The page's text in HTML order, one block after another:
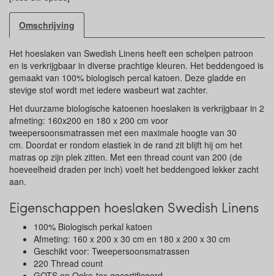
Omschrijving
Het hoeslaken van Swedish Linens heeft een schelpen patroon
en is verkrijgbaar in diverse prachtige kleuren. Het beddengoed is
gemaakt van 100% biologisch percal katoen. Deze gladde en
stevige stof wordt met iedere wasbeurt wat zachter.
Het duurzame biologische katoenen hoeslaken is verkrijgbaar in 2
afmeting: 160x200 en 180 x 200 cm voor
tweepersoonsmatrassen met een maximale hoogte van 30
cm. Doordat er rondom elastiek in de rand zit blijft hij om het
matras op zijn plek zitten. Met een thread count van 200 (de
hoeveelheid draden per inch) voelt het beddengoed lekker zacht
aan.
Eigenschappen hoeslaken Swedish Linens
100% Biologisch perkal katoen
Afmeting: 160 x 200 x 30 cm en 180 x 200 x 30 cm
Geschikt voor: Tweepersoonsmatrassen
220 Thread count